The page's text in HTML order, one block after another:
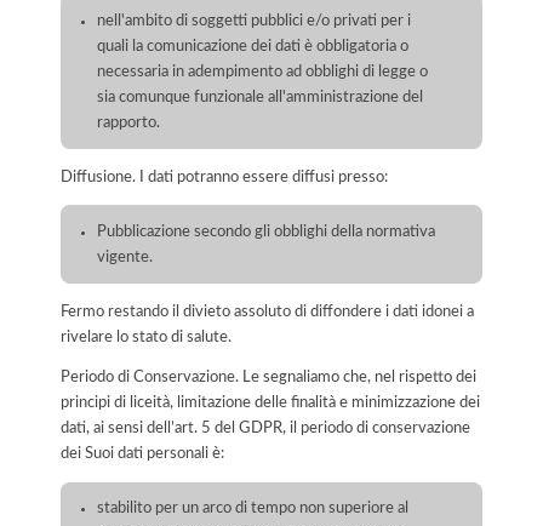
nell'ambito di soggetti pubblici e/o privati per i
quali la comunicazione dei dati è obbligatoria o
necessaria in adempimento ad obblighi di legge o
sia comunque funzionale all'amministrazione del
rapporto.
Diffusione. I dati potranno essere diffusi presso:
Pubblicazione secondo gli obblighi della normativa
vigente.
Fermo restando il divieto assoluto di diffondere i dati idonei a
rivelare lo stato di salute.
Periodo di Conservazione. Le segnaliamo che, nel rispetto dei
principi di liceità, limitazione delle finalità e minimizzazione dei
dati, ai sensi dell’art. 5 del GDPR, il periodo di conservazione
dei Suoi dati personali è:
stabilito per un arco di tempo non superiore al